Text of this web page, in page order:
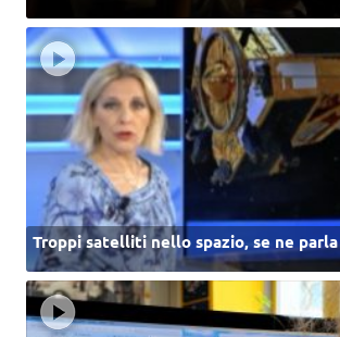
Troppi satelliti nello spazio, se ne parla